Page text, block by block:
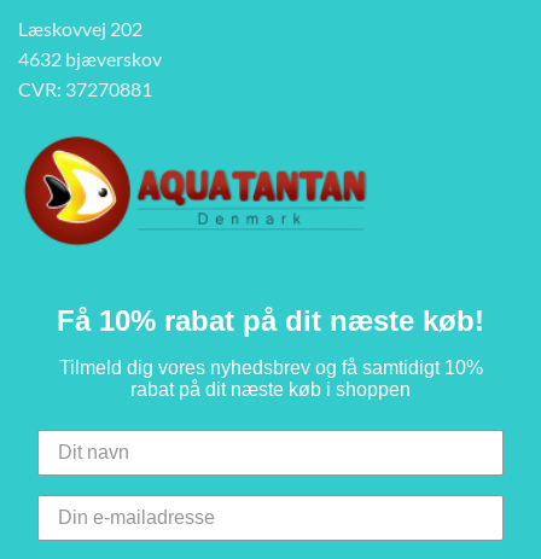
Læskovvej 202
4632 bjæverskov
CVR: 37270881
Få 10% rabat på dit næste køb!
Tilmeld dig vores nyhedsbrev og få samtidigt 10%
rabat på dit næste køb i shoppen